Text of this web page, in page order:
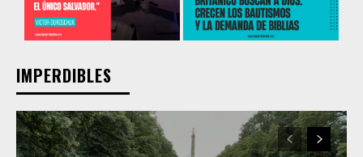
IMPERDIBLES